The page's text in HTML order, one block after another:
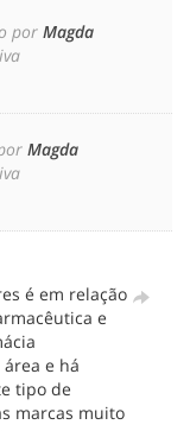
por Magda
Magda
é em relação
e
e há
tipo de
marcas muito